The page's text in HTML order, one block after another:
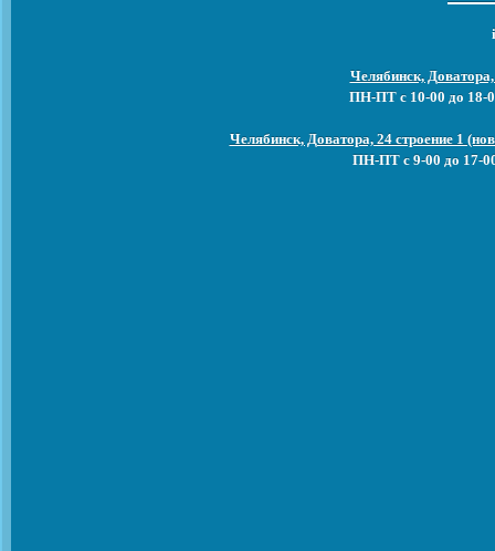
Челябинск,
ПН-ПТ с 10-00 до 18-
Челябинск, Доватора, 24 строение 1
ПН-ПТ с 9-00 до 17-